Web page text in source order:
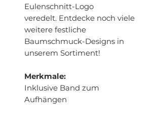
Eulenschnitt-Logo
veredelt. Entdecke noch viele
weitere festliche
Baumschmuck-Designs in
unserem Sortiment!
Merkmale:
Inklusive Band zum
Aufhängen